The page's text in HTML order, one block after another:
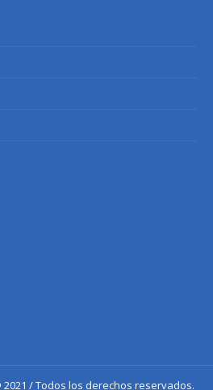
/ Todos los derechos reservados.